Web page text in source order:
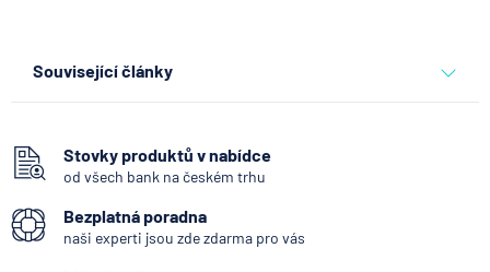
Související články
7.8.2026
Stovky produktů v nabídce
od všech bank na českém trhu
Bezplatná poradna
naši experti jsou zde zdarma pro vás